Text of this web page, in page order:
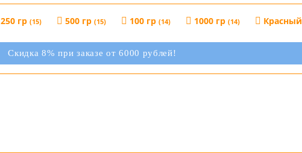
250 гр (15) 500 гр (15) 100 гр (14) 1000 гр (14) Красный
Скидка 8% при заказе от 6000 рублей!